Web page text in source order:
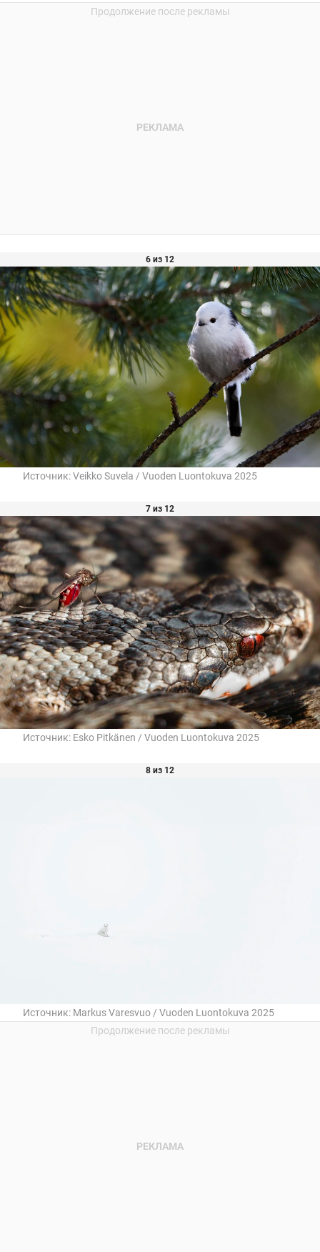
6 из 12
Источник:Veikko Suvela / Vuoden Luontokuva 2025
7 из 12
Источник: Esko Pitkänen / Vuoden Luontokuva 2025
8 из 12
Источник: Markus Varesvuo / Vuoden Luontokuva 2025